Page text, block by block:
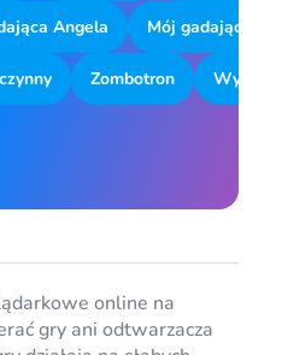
Angela Mój gadający
Zombotron
online na
gry ani odtwarzacza